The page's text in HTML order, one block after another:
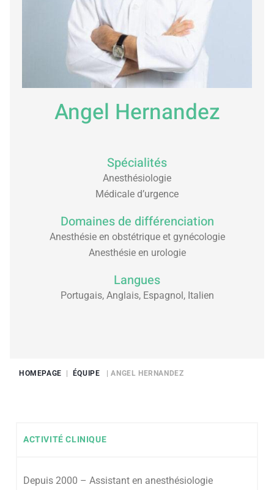
Angel Hernandez
Spécialités
Anesthésiologie
Médicale d’urgence
Domaines de différenciation
Anesthésie en obstétrique et gynécologie
Anesthésie en urologie
Langues
Portugais, Anglais, Espagnol, Italien
HOMEPAGE ÉQUIPE | ANGEL HERNANDEZ
ACTIVITÉ CLINIQUE
Depuis 2000 – Assistant en anesthésiologie